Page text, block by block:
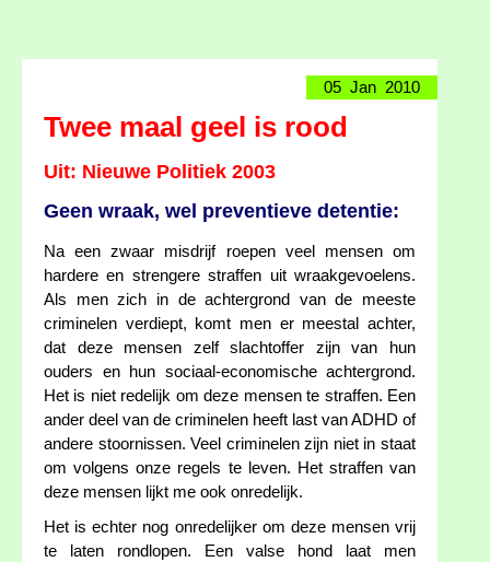
05 Jan 2010
Twee maal geel is rood
Uit: Nieuwe Politiek 2003
Geen wraak, wel preventieve detentie:
Na een zwaar misdrijf roepen veel mensen om
hardere en strengere straffen uit wraakgevoelens.
Als men zich in de achtergrond van de meeste
criminelen verdiept, komt men er meestal achter,
dat deze mensen zelf slachtoffer zijn van hun
ouders en hun sociaal-economische achtergrond.
Het is niet redelijk om deze mensen te straffen. Een
ander deel van de criminelen heeft last van ADHD of
andere stoornissen. Veel criminelen zijn niet in staat
om volgens onze regels te leven. Het straffen van
deze mensen lijkt me ook onredelijk.
Het is echter nog onredelijker om deze mensen vrij
te laten rondlopen. Een valse hond laat men